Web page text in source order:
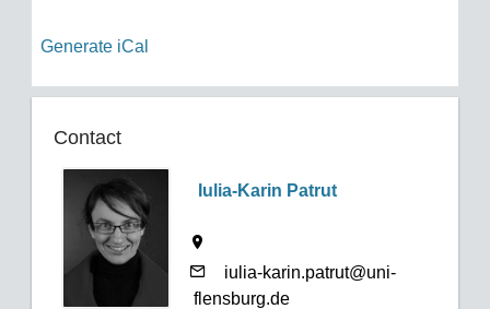
Generate iCal
Contact
Iulia-Karin Patrut
iulia-karin.patrut@uni-
flensburg.de